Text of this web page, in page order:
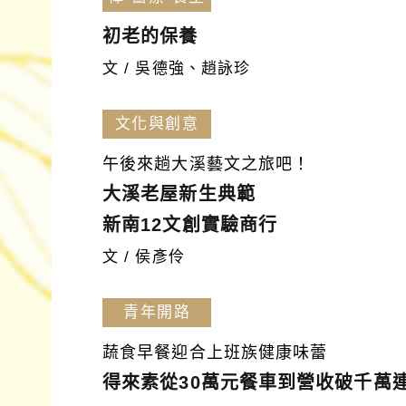
初老的保養
文 / 吳德強、趙詠珍
文化與創意
午後來趟大溪藝文之旅吧！
大溪老屋新生典範
新南12文創實驗商行
文 / 侯彥伶
青年開路
蔬食早餐迎合上班族健康味蕾
得來素從30萬元餐車到營收破千萬